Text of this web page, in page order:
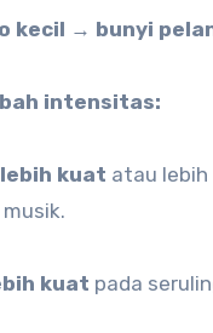
kecil → bunyi
intensitas:
lebih kuat atau lebih
kuat pada